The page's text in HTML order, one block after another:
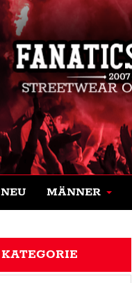
NEU MÄNNER
KATEGORIE